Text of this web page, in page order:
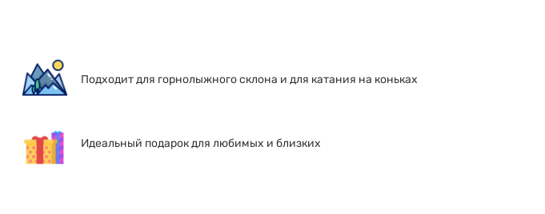
Подходит для горнолыжного склона и для катания на коньках
Идеальный подарок для любимых и близких